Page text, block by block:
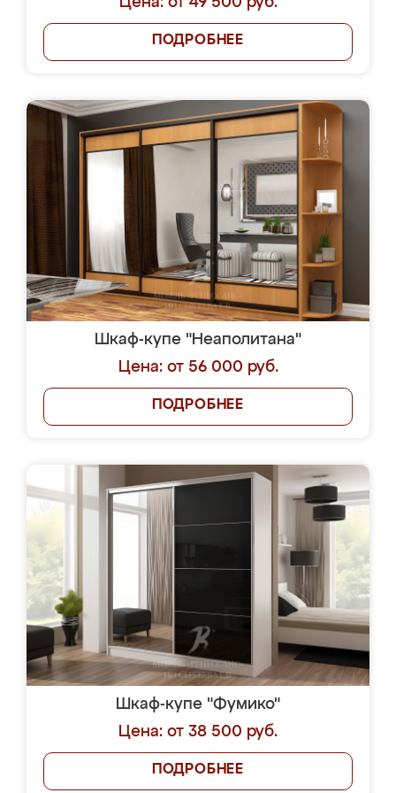
ПОДРОБНЕЕ
Шкаф-купе "Неаполитана"
Цена: от 56 000 руб.
ПОДРОБНЕЕ
Шкаф-купе "Фумико"
Цена: от 38 500 руб.
ПОДРОБНЕЕ